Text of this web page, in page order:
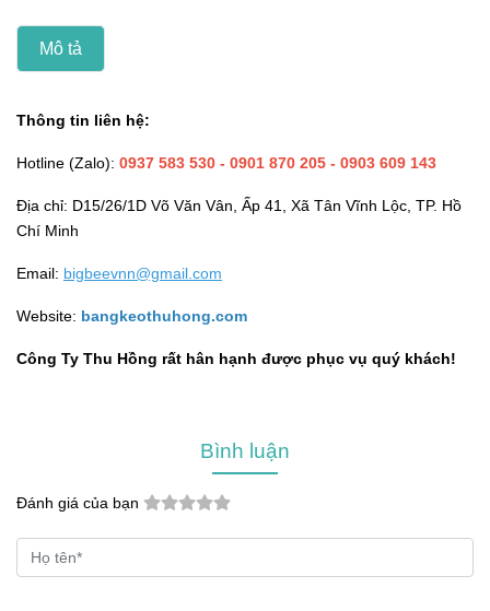
Mô tả
Thông tin liên hệ:
Hotline (Zalo): 0937 583 530 - 0901 870 205 - 0903 609 143
Địa chỉ: D15/26/1D Võ Văn Vân, Ấp 41, Xã Tân Vĩnh Lộc, TP. Hồ
Chí Minh
Email: bigbeevnn@gmail.com
Website: bangkeothuhong.com
Công Ty Thu Hồng rất hân hạnh được phục vụ quý khách!
Bình luận
Đánh giá của bạn